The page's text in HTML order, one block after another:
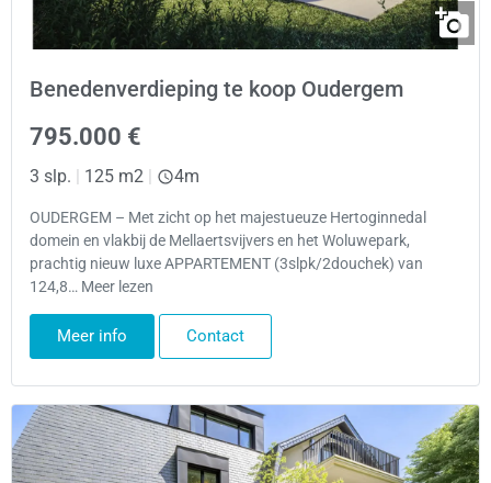
Benedenverdieping te koop Oudergem
795.000 €
3 slp. | 125 m2 | 4m
OUDERGEM – Met zicht op het majestueuze Hertoginnedal
domein en vlakbij de Mellaertsvijvers en het Woluwepark,
prachtig nieuw luxe APPARTEMENT (3slpk/2douchek) van
124,8… Meer lezen
Meer info Contact